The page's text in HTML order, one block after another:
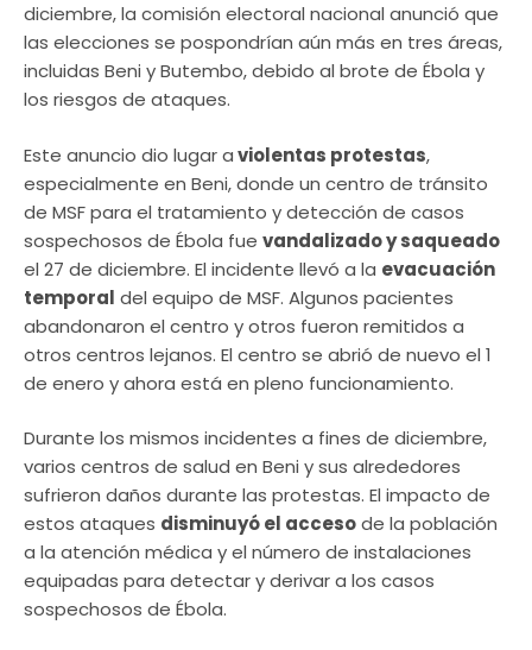
diciembre, la comisión electoral nacional anunció que
las elecciones se pospondrían aún más en tres áreas,
incluidas Beni y Butembo, debido al brote de Ébola y
los riesgos de ataques.
Este anuncio dio lugar aviolentas protestas,
especialmente en Beni, donde un centro de tránsito
de MSF para el tratamiento y detección de casos
sospechosos de Ébola fue vandalizado y saqueado
el 27 de diciembre. El incidente llevó a la evacuación
temporal del equipo de MSF. Algunos pacientes
abandonaron el centro y otros fueron remitidos a
otros centros lejanos. El centro se abrió de nuevo el 1
de enero y ahora está en pleno funcionamiento.
Durante los mismos incidentes a fines de diciembre,
varios centros de salud en Beni y sus alrededores
sufrieron daños durante las protestas. El impacto de
estos ataques disminuyó el accesode la población
a la atención médica y el número de instalaciones
equipadas para detectar y derivar a los casos
sospechosos de Ébola.